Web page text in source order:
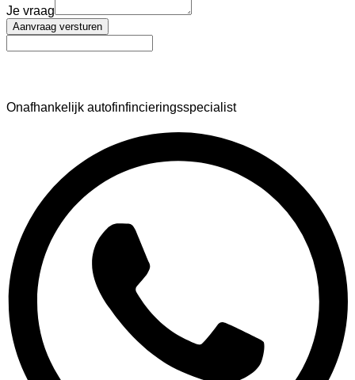
Je vraag
Aanvraag versturen
Onafhankelijk autofinfincieringsspecialist